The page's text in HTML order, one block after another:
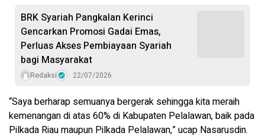
BRK Syariah Pangkalan Kerinci
Gencarkan Promosi Gadai Emas,
Perluas Akses Pembiayaan Syariah
bagi Masyarakat
Redaksi 22/07/2026
“Saya berharap semuanya bergerak sehingga kita meraih
kemenangan di atas 60% di Kabupaten Pelalawan, baik pada
Pilkada Riau maupun Pilkada Pelalawan,” ucap Nasarusdin.